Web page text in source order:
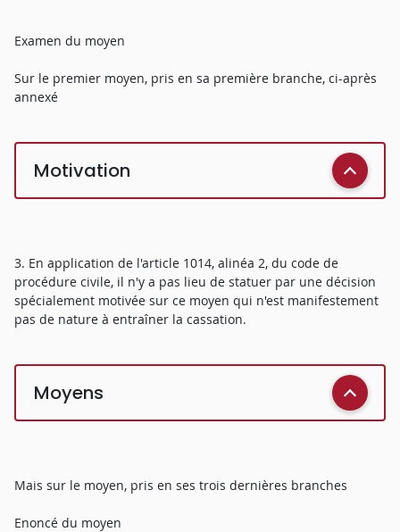
Examen du moyen
Sur le premier moyen, pris en sa première branche, ci-après
annexé
Motivation
3. En application de l'article 1014, alinéa 2, du code de
procédure civile, il n'y a pas lieu de statuer par une décision
spécialement motivée sur ce moyen qui n'est manifestement
pas de nature à entraîner la cassation.
Moyens
Mais sur le moyen, pris en ses trois dernières branches
Enoncé du moyen